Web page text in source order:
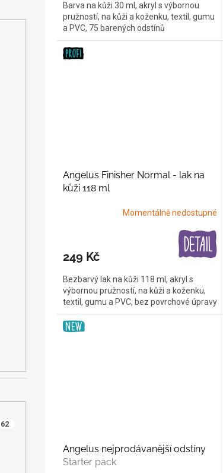
62
Barva na kůži 30 ml, akryl s výbornou
pružností, na kůži a koženku, textil, gumu
a PVC, 75 barených odstínů
Angelus Finisher Normal - lak na
kůži 118 ml
Momentálně nedostupné
249 Kč
Bezbarvý lak na kůži 118 ml, akryl s
výbornou pružností, na kůži a koženku,
textil, gumu a PVC, bez povrchové úpravy
Angelus nejprodávanější odstíny
Starter pack